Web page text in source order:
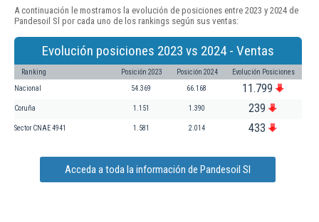
A continuación le mostramos la evolución de posiciones entre 2023 y 2024 de
Pandesoil Sl por cada uno de los rankings según sus ventas:
Evolución posiciones 2023 vs 2024 - Ventas
Ranking Posición 2023 Posición 2024 Evolución Posiciones
Nacional 54.369 66.168 11.799
Coruña 1.151 1.390 239
Sector CNAE 4941 1.581 2.014 433
Acceda a toda la información de Pandesoil Sl